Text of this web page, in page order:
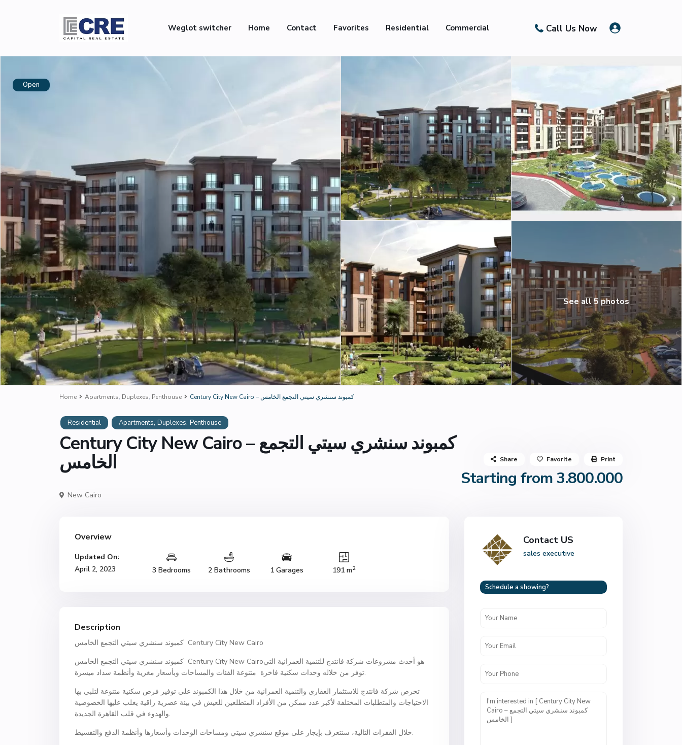
Weglot switcher Home Contact Favorites Residential Commercial Call Us Now
Open
See all 5 photos
Home Apartments, Duplexes, Penthouse Century City New Cairo – كمبوند سنشري سيتي التجمع الخامس
Residential Apartments, Duplexes, Penthouse
Century City New Cairo – كمبوند سنشري سيتي التجمع
الخامس
Starting from 3.800.000
New Cairo
Share Favorite Print
Overview
Updated On:
April 2, 2023
3 Bedrooms 2 Bathrooms 1 Garages 191 m2
Description
كمبوند سنشري سيتي التجمع الخامس Century City New Cairo
كمبوند سنشري سيتي التجمع الخامس Century City New Cairoهو أحدث مشروعات شركة فانتدج للتنمية العمرانية التي
توفر من خلاله وحدات سكنية فاخرة متنوعة الفئات والمساحات وبأسعار مغرية وأنظمة سداد ميسرة.
تحرص شركة فانتدج للاستثمار العقاري والتنمية العمرانية من خلال هذا الكمبوند على توفير فرص سكنية متنوعة لتلبي بها
الاحتياجات والمتطلبات المختلفة لأكبر عدد ممكن من الأفراد المتطلعين للعيش في بيئة عصرية راقية يغلب عليها الخصوصية
والهدوء في قلب القاهرة الجديدة.
خلال الفقرات التالية، سنتعرف بإيجاز على موقع سنشري سيتي ومساحات الوحدات وأسعارها وأنظمة الدفع والتقسيط.
Contact US
sales executive
Schedule a showing?